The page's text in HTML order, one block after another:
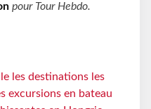
pour Tour Hebdo.
les destinations les
excursions en bateau